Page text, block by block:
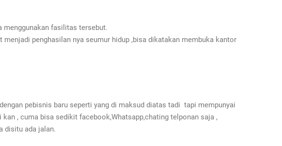
menggunakan fasilitas tersebut.
penghasilan nya seumur hidup ,bisa dikatakan membuka kantor
pebisnis baru seperti yang di maksud diatas tadi tapi mempunyai
, cuma bisa sedikit facebook,Whatsapp,chating telponan saja ,
disitu ada jalan.